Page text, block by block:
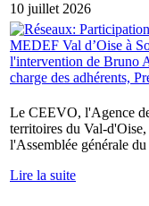
10 juillet 2026
Le CEEVO, l'Agence
territoires du Val-
l'Assemblée générale
Lire la suite